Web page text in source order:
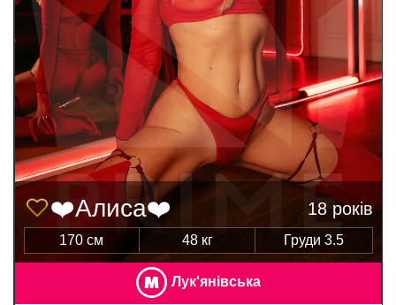
❤️Алиса❤️ 18 років
170 см 48 кг Груди 3.5
Лук'янівська